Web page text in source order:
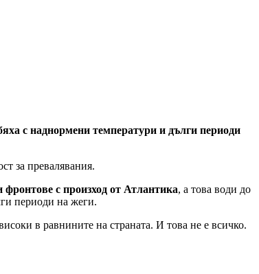
с наднормени температури и дълги периоди
за превалявания.
с произход от Атлантика, а това води до
периоди на жеги.
в равнините на страната. И това не е всичко.